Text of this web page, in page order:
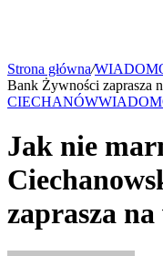
Strona główna/
Bank Żywności zaprasza
CIECHANÓW
Jak nie
zaprasza